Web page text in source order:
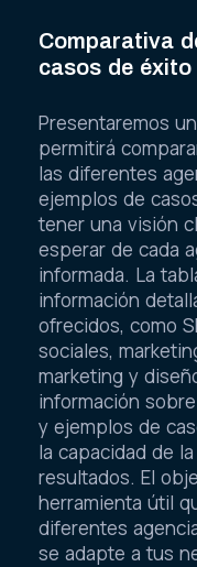
Comparativa
casos de éxito
Presentaremos
permitirá
las diferentes
ejemplos de
tener una visión
esperar de cada
informada. La
información
ofrecidos, como
sociales,
marketing y
información
y ejemplos de
la capacidad de
resultados. El
herramienta útil
diferentes
se adapte a tus